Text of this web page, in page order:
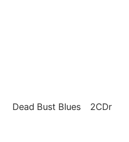
Dead Bust Blues 2CDr